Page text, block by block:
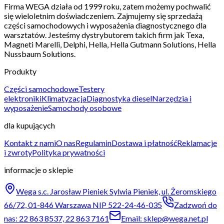
Firma WEGA działa od 1999 roku, zatem możemy pochwalić
się wieloletnim doświadczeniem. Zajmujemy się sprzedażą
części samochodowych i wyposażenia diagnostycznego dla
warsztatów. Jesteśmy dystrybutorem takich firm jak Texa,
Magneti Marelli, Delphi, Hella, Hella Gutmann Solutions, Hella
Nussbaum Solutions.
Produkty
Części samochodoweTestery
elektronikiKlimatyzacjaDiagnostyka dieselNarzędzia i
wyposażenieSamochody osobowe
dla kupujących
Kontakt z namiO nasRegulaminDostawa i płatnośćReklamacje
i zwrotyPolityka prywatności
informacje o sklepie
Wega s.c. Jarosław Pieniek Sylwia Pieniek, ul. Żeromskiego
66/72, 01-846 Warszawa NIP 522-24-46-035
Zadzwoń do
nas: 22 863 8537, 22 863 7161
Email: sklep@wega.net.pl